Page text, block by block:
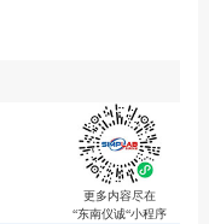
更多内容尽在
“东南仪诚“小程序